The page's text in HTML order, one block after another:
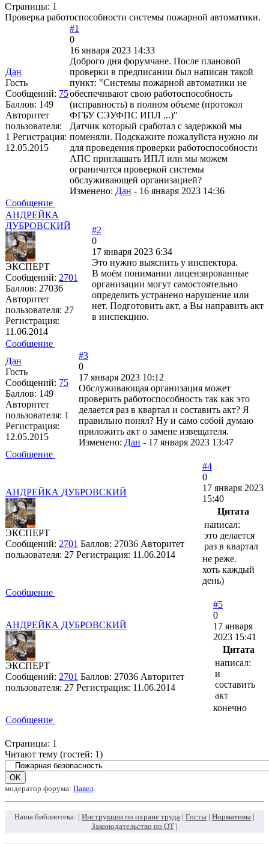
Страницы: 1
Проверка работоспособности системы пожарной автоматики.
Дан
Гость
Сообщений: 75
Баллов: 149
Авторитет
пользователя:
1 Регистрация:
12.05.2015
#1
0
16 января 2023 14:33
Доброго дня форумчане. После плановой
проверки в предписании был написан такой
пункт: "Системы пожарной автоматики не
обеспечивают свою работоспособность
(исправность) в полном объеме (протокол
ФГБУ СЭУФПС ИПЛ ...)"
Датчик который сработал с задержкой мы
поменяли. Подскажите пожалуйста нужно ли
для проведения проверки работоспособности
АПС приглашать ИПЛ или мы можем
ограничится проверкой системы
обслуживающей организацией?
Изменено: Дан - 16 января 2023 14:36
Сообщение
АНДРЕЙКА
ДУБРОВСКИЙ
ЭКСПЕРТ
Сообщений: 2701
Баллов: 27036
Авторитет
пользователя: 27
Регистрация:
11.06.2014
#2
0
17 января 2023 6:34
Это нужно выяснить у инспектора.
В моём понимании лицензированные
организации могут самостоятельно
определить устранено нарушение или
нет. Подготовить акт, а Вы направить акт
в инспекцию.
Сообщение
Дан
Гость
Сообщений: 75
Баллов: 149
Авторитет
пользователя: 1
Регистрация:
12.05.2015
#3
0
17 января 2023 10:12
Обслуживающая организация может
проверить работоспособность так как это
делается раз в квартал и составить акт? Я
правильно понял? Ну и само собой думаю
приложить акт о замене извещателя.
Изменено: Дан - 17 января 2023 13:47
Сообщение
АНДРЕЙКА ДУБРОВСКИЙ
ЭКСПЕРТ
Сообщений: 2701 Баллов: 27036 Авторитет
пользователя: 27 Регистрация: 11.06.2014
#4
0
17 января 2023
15:40
Цитата
написал:
это делается
раз в квартал
не реже.
хоть каждый
день)
Сообщение
АНДРЕЙКА ДУБРОВСКИЙ
ЭКСПЕРТ
Сообщений: 2701 Баллов: 27036 Авторитет
пользователя: 27 Регистрация: 11.06.2014
#5
0
17 января
2023 15:41
Цитата
написал:
и
составить
акт
конечно
Сообщение
Страницы: 1
Читают тему (гостей: 1)
модератор форума: Павел
Наша библиотека: | Инструкции по охране труда | Госты | Нормативы |
Законодательство по ОТ |